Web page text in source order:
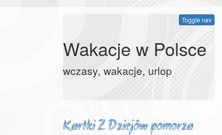
Toggle nav
Wakacje w Polsce
wczasy, wakacje, urlop
Kartki Z Dziejów pomorza